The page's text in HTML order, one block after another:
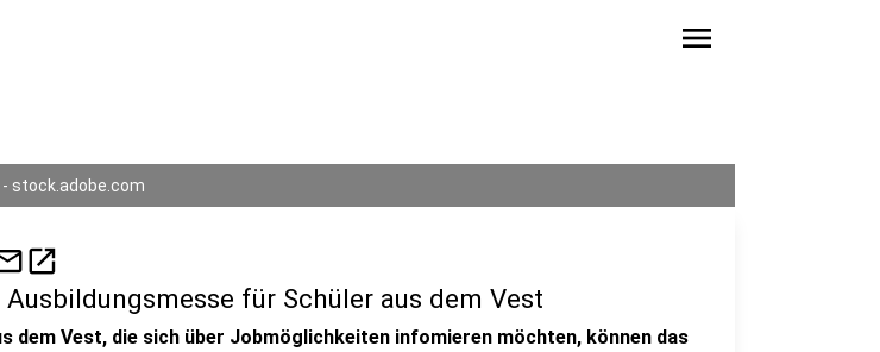
menu
stock.adobe.com
open_in_new
für Schüler aus dem Vest
dem Vest, die sich über Jobmöglichkeiten infomieren möchten, können das